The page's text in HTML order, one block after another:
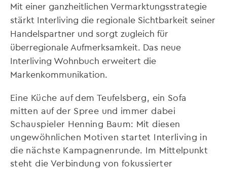
Mit einer ganzheitlichen Vermarktungsstrategie
stärkt Interliving die regionale Sichtbarkeit seiner
Handelspartner und sorgt zugleich für
überregionale Aufmerksamkeit. Das neue
Interliving Wohnbuch erweitert die
Markenkommunikation.
Eine Küche auf dem Teufelsberg, ein Sofa
mitten auf der Spree und immer dabei
Schauspieler Henning Baum: Mit diesen
ungewöhnlichen Motiven startet Interliving in
die nächste Kampagnenrunde. Im Mittelpunkt
steht die Verbindung von fokussierter